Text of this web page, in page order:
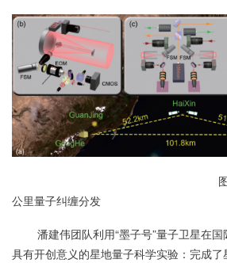
图2：在青海湖
公里量子纠缠分发
潘建伟团队利用“墨子号”量子卫星在国
具有开创意义的星地量子科学实验：完成